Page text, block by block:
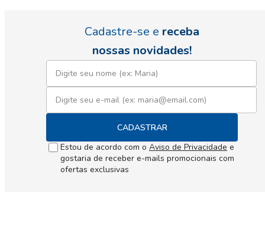
Cadastre-se e receba
nossas novidades!
CADASTRAR
Estou de acordo com o Aviso de Privacidade e
gostaria de receber e-mails promocionais com
ofertas exclusivas